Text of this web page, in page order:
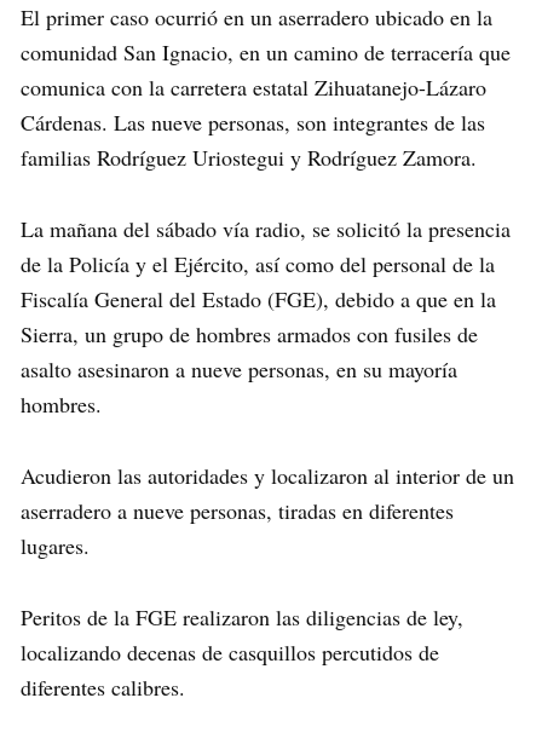
El primer caso ocurrió en un aserradero ubicado en la
comunidad San Ignacio, en un camino de terracería que
comunica con la carretera estatal Zihuatanejo-Lázaro
Cárdenas. Las nueve personas, son integrantes de las
familias Rodríguez Uriostegui y Rodríguez Zamora.
La mañana del sábado vía radio, se solicitó la presencia
de la Policía y el Ejército, así como del personal de la
Fiscalía General del Estado (FGE), debido a que en la
Sierra, un grupo de hombres armados con fusiles de
asalto asesinaron a nueve personas, en su mayoría
hombres.
Acudieron las autoridades y localizaron al interior de un
aserradero a nueve personas, tiradas en diferentes
lugares.
Peritos de la FGE realizaron las diligencias de ley,
localizando decenas de casquillos percutidos de
diferentes calibres.